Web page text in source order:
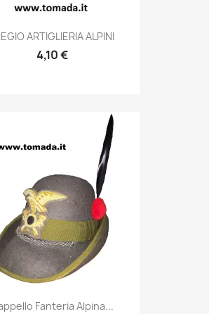
Anteprima
ARTIGLIERIA ALPINI
4,10 €
Anteprima
Fanteria Alpina...